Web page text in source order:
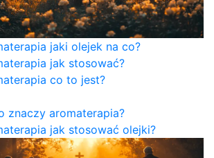
jaki olejek na co?
jak stosować?
co to jest?
znaczy aromaterapia?
jak stosować olejki?